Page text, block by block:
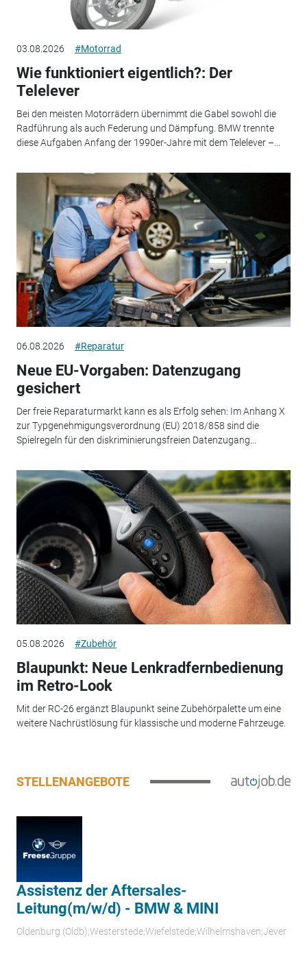
03.08.2026 #Motorrad
Wie funktioniert eigentlich?: Der
Telelever
Bei den meisten Motorrädern übernimmt die Gabel sowohl die
Radführung als auch Federung und Dämpfung. BMW trennte
diese Aufgaben Anfang der 1990er-Jahre mit dem Telelever –...
06.08.2026 #Reparatur
Neue EU-Vorgaben: Datenzugang
gesichert
Der freie Reparaturmarkt kann es als Erfolg sehen: Im Anhang X
zur Typgenehmigungsverordnung (EU) 2018/858 sind die
Spielregeln für den diskriminierungsfreien Datenzugang...
05.08.2026 #Zubehör
Blaupunkt: Neue Lenkradfernbedienung
im Retro-Look
Mit der RC-26 ergänzt Blaupunkt seine Zubehörpalette um eine
weitere Nachrüstlösung für klassische und moderne Fahrzeuge.
STELLENANGEBOTE
Assistenz der Aftersales-
Leitung(m/w/d) - BMW & MINI
Oldenburg (Oldb);Westerstede;Wiefelstede;Wilhelmshaven;Jever